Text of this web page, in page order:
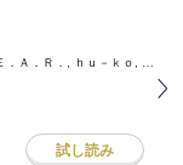
試し読み